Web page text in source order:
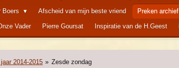
Boers Afscheid van mijn beste vriend Preken archief
Vader Pierre Goursat Inspiratie van de H.Geest
2014-2015 » Zesde zondag